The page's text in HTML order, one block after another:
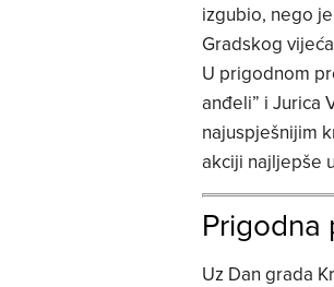
izgubio, nego
Gradskog
U prigodnom
anđeli” i Jurica
najuspješnijim
akciji najljepše
Prigodna
Uz Dan grada